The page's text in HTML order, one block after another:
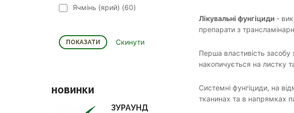
Ячмінь (ярий) (60)
НОВИНКИ
ЗУРАУНД
Лікувальні фунгіциди -
препарати з
Перша властивість засобу
накопичується на листку
Системні фунгіциди, на
тканинах та в напрямках